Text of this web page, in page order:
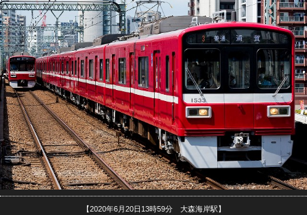
【2020年6月20日13時59分 大森海岸駅】